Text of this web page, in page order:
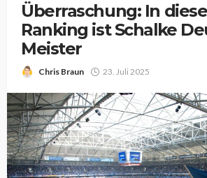
Überraschung: In
Ranking ist Schalke
Meister
Chris Braun 23. Juli 2025